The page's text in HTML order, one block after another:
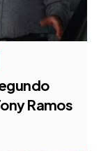
Ramos